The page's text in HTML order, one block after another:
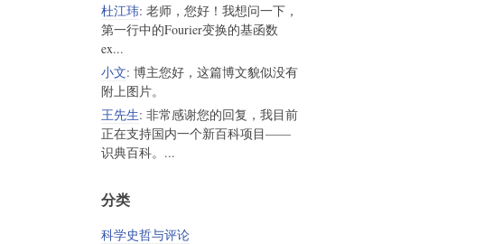
杜江玮: 老师，您好！我想问一下，
第一行中的Fourier变换的基函数
ex...
小文: 博主您好，这篇博文貌似没有
附上图片。
王先生: 非常感谢您的回复，我目前
正在支持国内一个新百科项目——
识典百科。...
分类
科学史哲与评论